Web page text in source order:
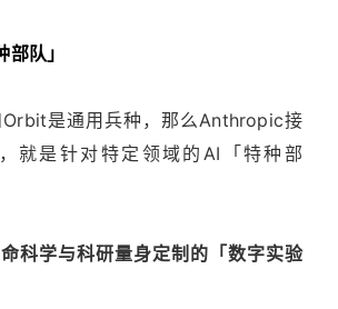
队」
是通用兵种，那么Anthropic接
就是针对特定领域的AI「特种部
科学与科研量身定制的「数字实验